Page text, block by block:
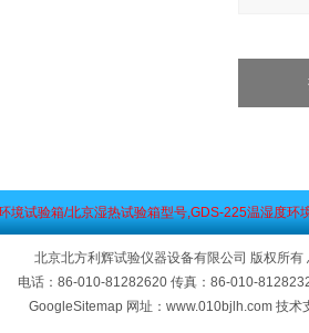
境试验箱/北京湿热试验箱型号,GDS-225温湿度环
北京北方利辉试验仪器设备有限公司 版权所有
电话：86-010-81282620 传真：86-010-
GoogleSitemap 网址：www.010bjlh.com 技